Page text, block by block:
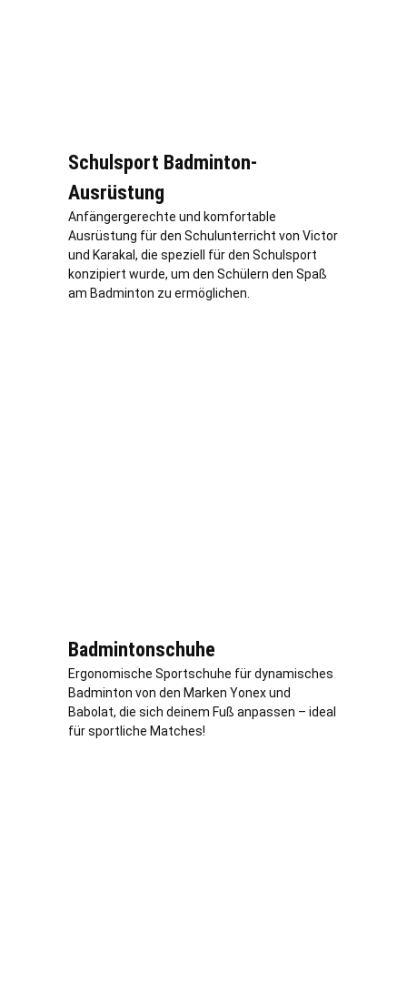
Schulsport Badminton-
Ausrüstung
Anfängergerechte und komfortable
Ausrüstung für den Schulunterricht von Victor
und Karakal, die speziell für den Schulsport
konzipiert wurde, um den Schülern den Spaß
am Badminton zu ermöglichen.
Badmintonschuhe
Ergonomische Sportschuhe für dynamisches
Badminton von den Marken Yonex und
Babolat, die sich deinem Fuß anpassen – ideal
für sportliche Matches!